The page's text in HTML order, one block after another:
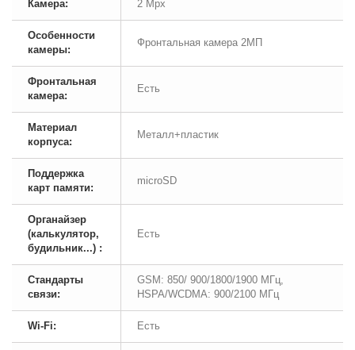
Камера: 2 Mpx
Особенности
камеры:
Фронтальная камера 2МП
Фронтальная
камера:
Есть
Материал
корпуса:
Металл+пластик
Поддержка
карт памяти:
microSD
Органайзер
(калькулятор,
будильник...) :
Есть
Стандарты
связи:
GSM: 850/ 900/1800/1900 МГц,
HSPA/WCDMA: 900/2100 МГц
Wi-Fi: Есть